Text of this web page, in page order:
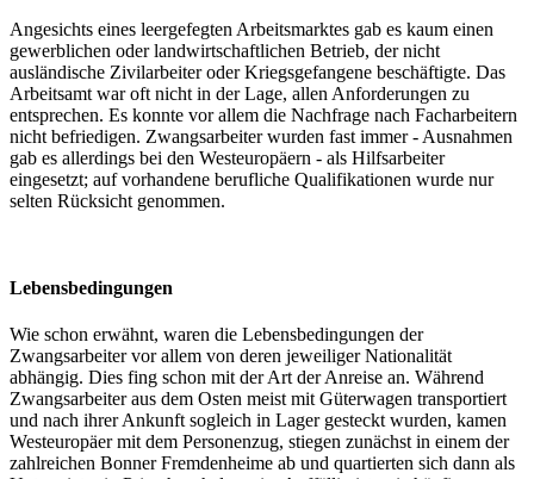
Angesichts eines leergefegten Arbeitsmarktes gab es kaum einen
gewerblichen oder landwirtschaftlichen Betrieb, der nicht
ausländische Zivilarbeiter oder Kriegsgefangene beschäftigte. Das
Arbeitsamt war oft nicht in der Lage, allen Anforderungen zu
entsprechen. Es konnte vor allem die Nachfrage nach Facharbeitern
nicht befriedigen. Zwangsarbeiter wurden fast immer - Ausnahmen
gab es allerdings bei den Westeuropäern - als Hilfsarbeiter
eingesetzt; auf vorhandene berufliche Qualifikationen wurde nur
selten Rücksicht genommen.
Lebensbedingungen
Wie schon erwähnt, waren die Lebensbedingungen der
Zwangsarbeiter vor allem von deren jeweiliger Nationalität
abhängig. Dies fing schon mit der Art der Anreise an. Während
Zwangsarbeiter aus dem Osten meist mit Güterwagen transportiert
und nach ihrer Ankunft sogleich in Lager gesteckt wurden, kamen
Westeuropäer mit dem Personenzug, stiegen zunächst in einem der
zahlreichen Bonner Fremdenheime ab und quartierten sich dann als